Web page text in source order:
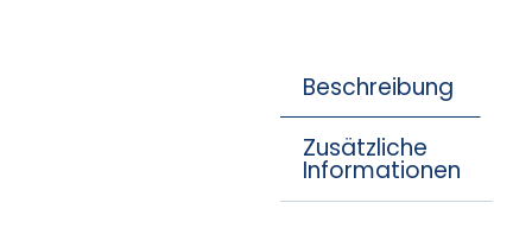
Beschreibung
Zusätzliche
Informationen